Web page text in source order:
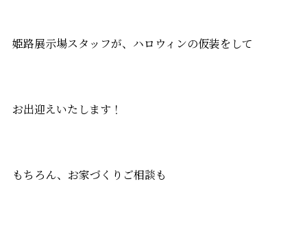
姫路展示場スタッフが、ハロウィンの仮装をして
お出迎えいたします！
もちろん、お家づくりご相談も